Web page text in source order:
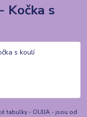
Kočka s
tabulky - OUIJA - jsou od